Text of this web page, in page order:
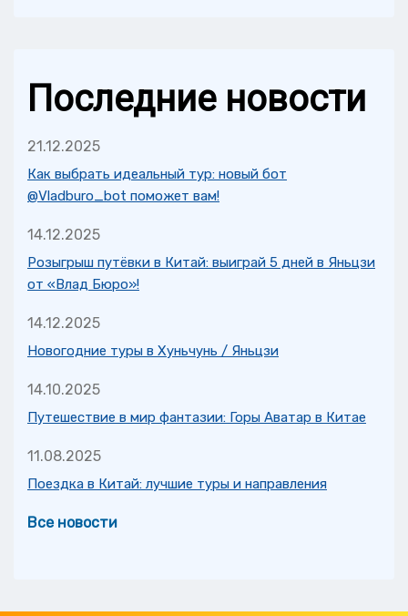
Последние новости
21.12.2025
Как выбрать идеальный тур: новый бот
@Vladburo_bot поможет вам!
14.12.2025
Розыгрыш путёвки в Китай: выиграй 5 дней в Яньцзи
от «Влад Бюро»!
14.12.2025
Новогодние туры в Хуньчунь / Яньцзи
14.10.2025
Путешествие в мир фантазии: Горы Аватар в Китае
11.08.2025
Поездка в Китай: лучшие туры и направления
Все новости